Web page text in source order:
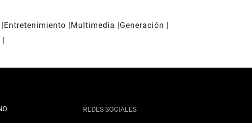
Entretenimiento Multimedia
Generación
REDES SOCIALES